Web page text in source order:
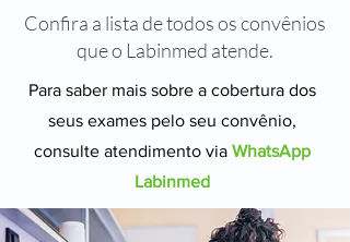
Confira a lista de todos os convênios
que o Labinmed atende.
Para saber mais sobre a cobertura dos
seus exames pelo seu convênio,
consulte atendimento via WhatsApp
Labinmed